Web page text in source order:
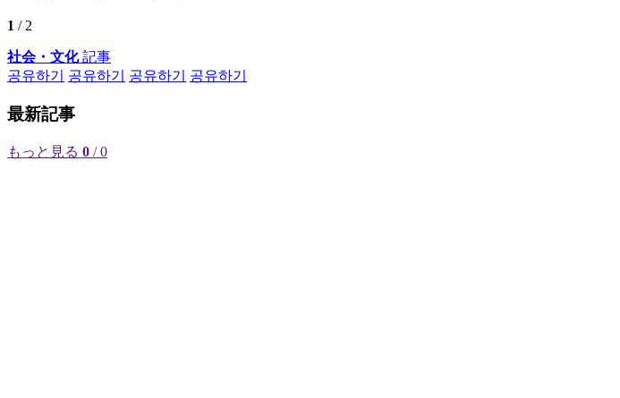
1 / 2
社会・文化記事
공유하기
공유하기 공유하기 공유하기
最新記事
もっと見る 0 / 0